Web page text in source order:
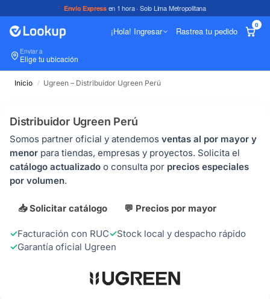
Envío Expressen 1 hora · Solo Lima Metropolitana
¡Hola! Ingresar Rastrea tu pedido
0
Enviar a
Elige tu ubicación
Inicio / Ugreen – Distribuidor Ugreen Perú
Distribuidor Ugreen Perú
Somos partner oficial y atendemos ventas al por mayor y
menor para tiendas, empresas y proyectos. Solicita el
catálogo actualizado o consulta por precios especiales
por volumen.
📥 Solicitar catálogo 💬 Precios por mayor
Facturación con RUC
Stock local y despacho rápido
Garantía oficial Ugreen